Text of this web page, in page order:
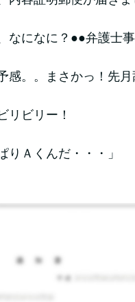
なになに？●●弁護士事
感。。まさかっ！先
リビリー！
りＡくんだ・・・」